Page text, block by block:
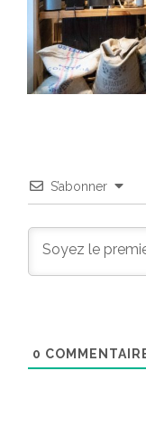
S’abonner
0